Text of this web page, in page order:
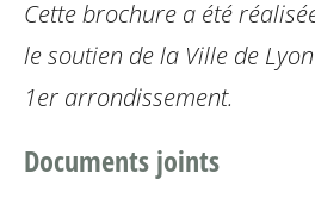
Cette brochure a été
le soutien de la Ville de
1er arrondissement.
Documents joints